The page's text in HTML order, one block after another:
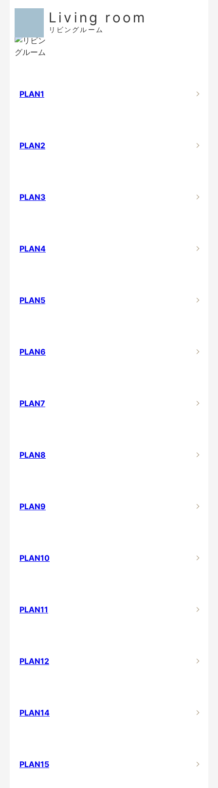
Living room
リビングルーム
PLAN1
PLAN2
PLAN3
PLAN4
PLAN5
PLAN6
PLAN7
PLAN8
PLAN9
PLAN10
PLAN11
PLAN12
PLAN14
PLAN15